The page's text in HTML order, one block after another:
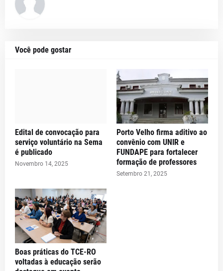
Você pode gostar
Edital de convocação para
serviço voluntário na Sema
é publicado
Novembro 14, 2025
Porto Velho firma aditivo ao
convênio com UNIR e
FUNDAPE para fortalecer
formação de professores
Setembro 21, 2025
Boas práticas do TCE-RO
voltadas à educação serão